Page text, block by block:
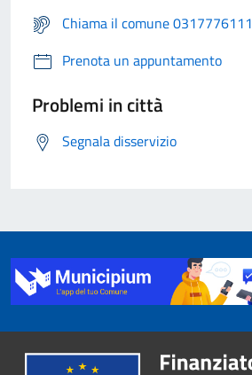
Chiama il comune 0317776111
Prenota un appuntamento
Problemi in città
Segnala disservizio